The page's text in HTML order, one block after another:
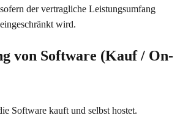
der vertragliche Leistungsumfang
wird.
von Software (Kauf / On-
Software kauft und selbst hostet.